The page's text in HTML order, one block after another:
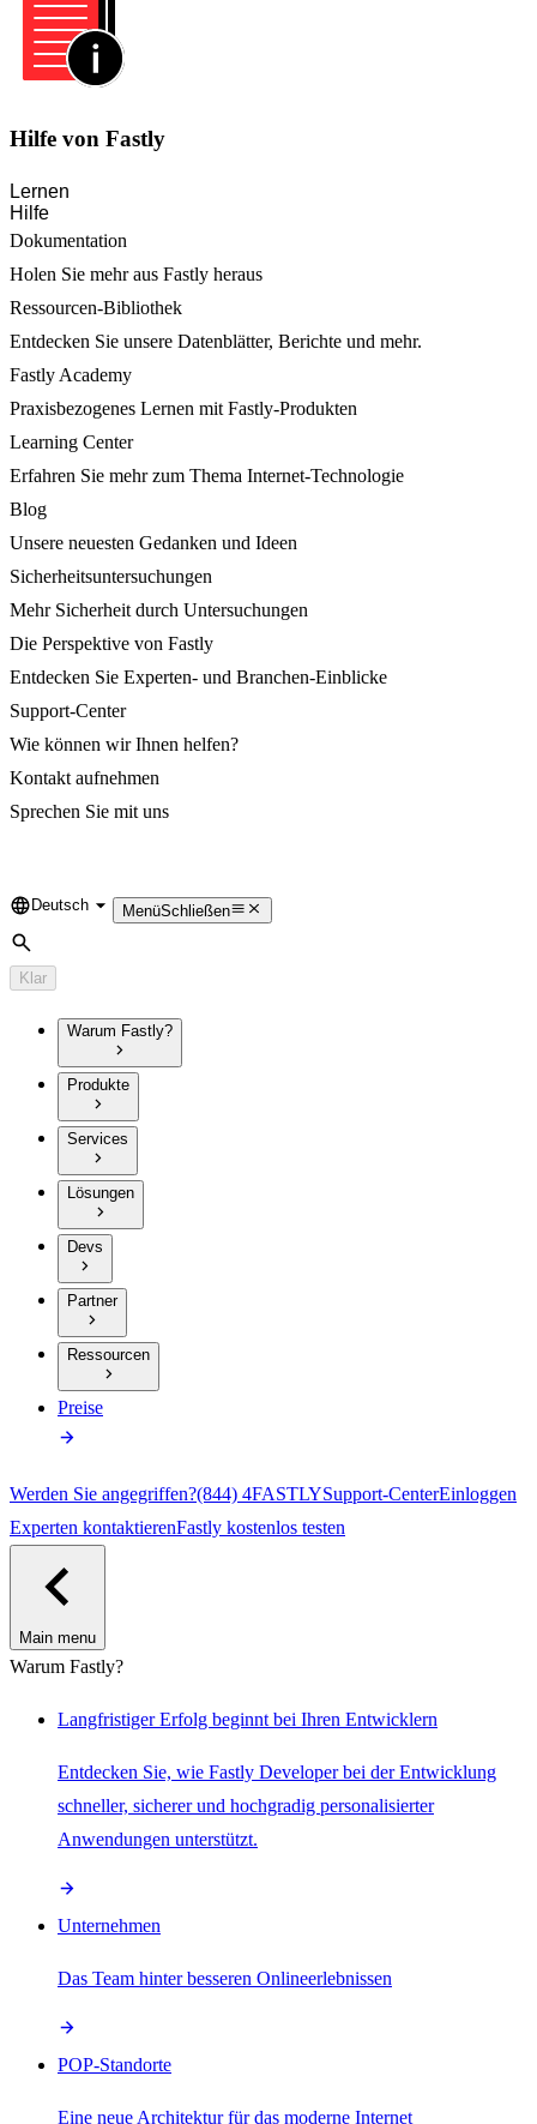
Hilfe von Fastly
Lernen
Hilfe
Dokumentation
Holen Sie mehr aus Fastly heraus
Ressourcen-Bibliothek
Entdecken Sie unsere Datenblätter, Berichte und mehr.
Fastly Academy
Praxisbezogenes Lernen mit Fastly-Produkten
Learning Center
Erfahren Sie mehr zum Thema Internet-Technologie
Blog
Unsere neuesten Gedanken und Ideen
Sicherheitsuntersuchungen
Mehr Sicherheit durch Untersuchungen
Die Perspektive von Fastly
Entdecken Sie Experten- und Branchen-Einblicke
Support-Center
Wie können wir Ihnen helfen?
Kontakt aufnehmen
Sprechen Sie mit uns
Language
Deutsch MenüSchließen
Suche
Klar
Warum Fastly?
Produkte
Services
Lösungen
Devs
Partner
Ressourcen
Preise
Werden Sie angegriffen?(844) 4FASTLYSupport-CenterEinloggen
Experten kontaktierenFastly kostenlos testen
Main menu
Warum Fastly?
Langfristiger Erfolg beginnt bei Ihren Entwicklern
Entdecken Sie, wie Fastly Developer bei der Entwicklung
schneller, sicherer und hochgradig personalisierter
Anwendungen unterstützt.
Unternehmen
Das Team hinter besseren Onlineerlebnissen
POP-Standorte
Eine neue Architektur für das moderne Internet